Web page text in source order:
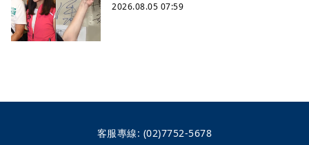
2026.08.05 07:59
客服專線: (02)7752-5678